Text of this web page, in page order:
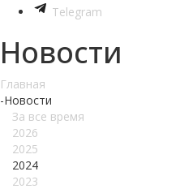
Telegram
Новости
Главная
-Новости
За все время
2026
2025
2024
2023